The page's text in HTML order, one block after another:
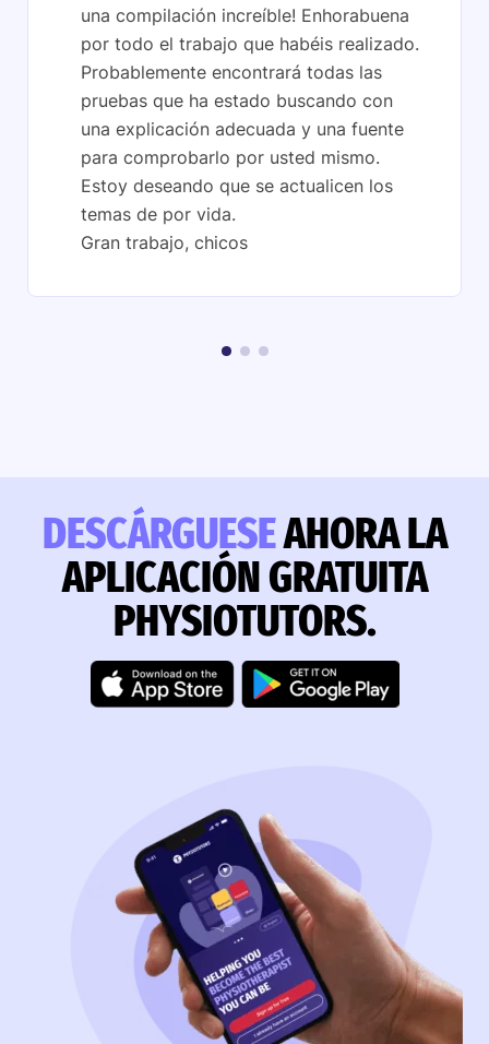
una compilación increíble! Enhorabuena
por todo el trabajo que habéis realizado.
Probablemente encontrará todas las
pruebas que ha estado buscando con
una explicación adecuada y una fuente
para comprobarlo por usted mismo.
Estoy deseando que se actualicen los
temas de por vida.
Gran trabajo, chicos
DESCÁRGUESEAHORA LA
APLICACIÓN GRATUITA
PHYSIOTUTORS.